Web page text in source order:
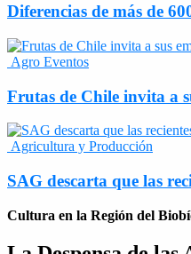
Diferencias de más de
Agro Eventos
Frutas de Chile invita a
Agricultura y Producción
SAG descarta que las
Cultura en la Región del